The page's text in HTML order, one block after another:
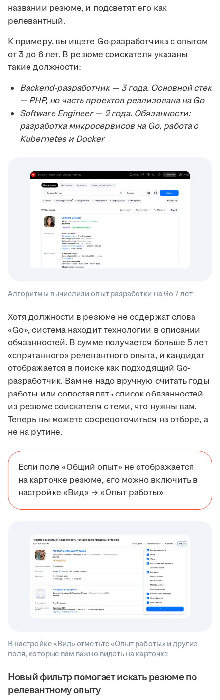
названии резюме, и подсветят его как
релевантный.
К примеру, вы ищете Go-разработчика с опытом
от 3 до 6 лет. В резюме соискателя указаны
такие должности:
Backend-разработчик — 3 года. Основной стек
— PHP, но часть проектов реализована на Go
Software Engineer — 2 года. Обязанности:
разработка микросервисов на Go, работа с
Kubernetes и Docker
Алгоритмы вычислили опыт разработки на Go 7 лет
Хотя должности в резюме не содержат слова
«Go», система находит технологии в описании
обязанностей. В сумме получается больше 5 лет
«спрятанного» релевантного опыта, и кандидат
отображается в поиске как подходящий Go-
разработчик. Вам не надо вручную считать годы
работы или сопоставлять список обязанностей
из резюме соискателя с теми, что нужны вам.
Теперь вы можете сосредоточиться на отборе, а
не на рутине.
Если поле «Общий опыт» не отображается
на карточке резюме, его можно включить в
настройке «Вид» → «Опыт работы»
В настройке «Вид» отметьте «Опыт работы» и другие
поля, которые вам важно видеть на карточке
Новый фильтр помогает искать резюме по
релевантному опыту